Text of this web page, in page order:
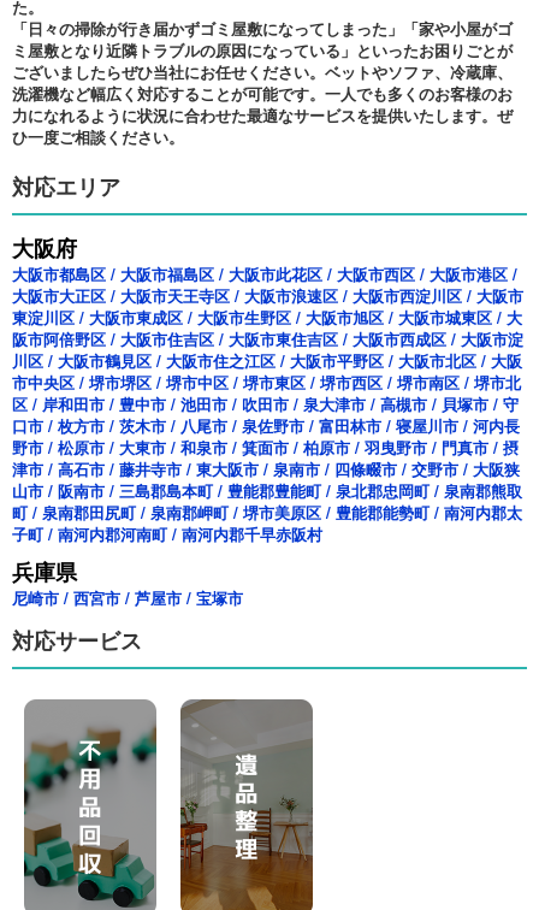
た。
「日々の掃除が行き届かずゴミ屋敷になってしまった」「家や小屋がゴ
ミ屋敷となり近隣トラブルの原因になっている」といったお困りごとが
ございましたらぜひ当社にお任せください。ベットやソファ、冷蔵庫、
洗濯機など幅広く対応することが可能です。一人でも多くのお客様のお
力になれるように状況に合わせた最適なサービスを提供いたします。ぜ
ひ一度ご相談ください。
対応エリア
大阪府
大阪市都島区 / 大阪市福島区 / 大阪市此花区 / 大阪市西区 / 大阪市港区 /
大阪市大正区 / 大阪市天王寺区 / 大阪市浪速区 / 大阪市西淀川区 / 大阪市
東淀川区 / 大阪市東成区 / 大阪市生野区 / 大阪市旭区 / 大阪市城東区 / 大
阪市阿倍野区 / 大阪市住吉区 / 大阪市東住吉区 / 大阪市西成区 / 大阪市淀
川区 / 大阪市鶴見区 / 大阪市住之江区 / 大阪市平野区 / 大阪市北区 / 大阪
市中央区 / 堺市堺区 / 堺市中区 / 堺市東区 / 堺市西区 / 堺市南区 / 堺市北
区 / 岸和田市 / 豊中市 / 池田市 / 吹田市 / 泉大津市 / 高槻市 / 貝塚市 / 守
口市 / 枚方市 / 茨木市 / 八尾市 / 泉佐野市 / 富田林市 / 寝屋川市 / 河内長
野市 / 松原市 / 大東市 / 和泉市 / 箕面市 / 柏原市 / 羽曳野市 / 門真市 / 摂
津市 / 高石市 / 藤井寺市 / 東大阪市 / 泉南市 / 四條畷市 / 交野市 / 大阪狭
山市 / 阪南市 / 三島郡島本町/ 豊能郡豊能町/ 泉北郡忠岡町/ 泉南郡熊取
町/ 泉南郡田尻町/ 泉南郡岬町/ 堺市美原区 / 豊能郡能勢町/ 南河内郡太
子町/ 南河内郡河南町/ 南河内郡千早赤阪村
兵庫県
尼崎市 / 西宮市 / 芦屋市 / 宝塚市
対応サービス